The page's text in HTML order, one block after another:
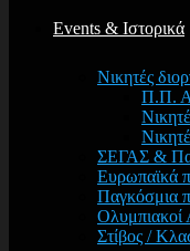
Events & Ιστορικά
Νικητές
Π.Π. Α/
ΣΕΓΑΣ &
Ευρωπαϊκά
Παγκόσμια
Στίβος /